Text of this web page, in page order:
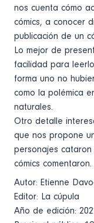
nos cuenta cómo
cómics, a conocer
publicación de un
Lo mejor de
facilidad para leerlo
forma uno no
como la polémica
naturales.
Otro detalle
que nos propone
personajes
cómics comentaron.
Autor: Etienne
Editor: La cúpula
Año de edición: